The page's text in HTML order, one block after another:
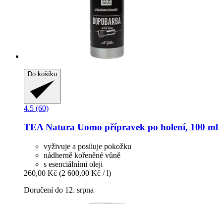
Do košíku
4.5 (60)
TEA Natura Uomo přípravek po holení, 100 ml
vyživuje a posiluje pokožku
nádherně kořeněné vůně
s esenciálními oleji
260,00 Kč (2 600,00 Kč / l)
Doručení do 12. srpna